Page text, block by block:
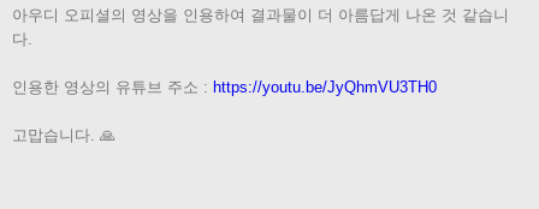
아우디 오피셜의 영상을 인용하여 결과물이 더 아름답게 나온 것 같습니
다.
인용한 영상의 유튜브 주소 : https://youtu.be/JyQhmVU3TH0
고맙습니다. 🙏